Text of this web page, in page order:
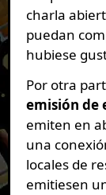
charla
puedan
hubiese
Por otra
emisión de
emiten en
una
locales de
emitiesen